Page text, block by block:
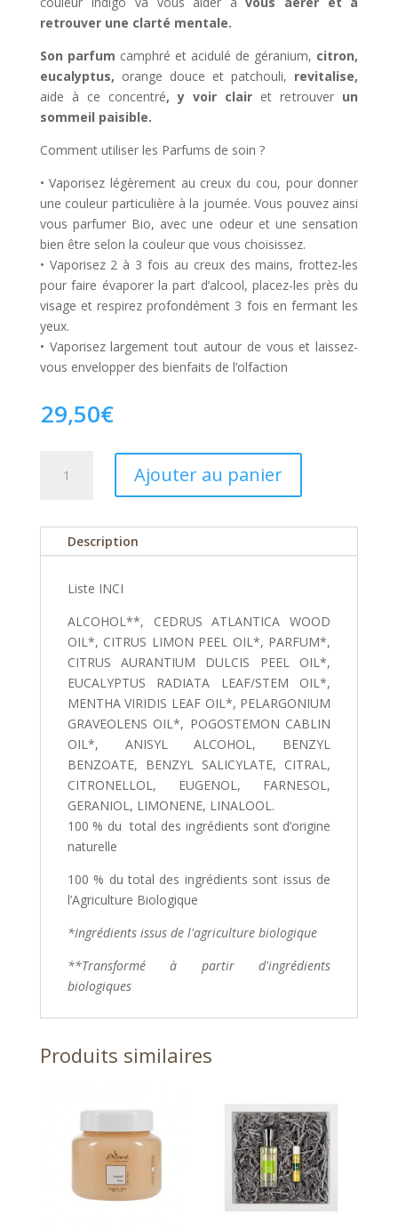
retrouver une clarté mentale.
Son parfum camphré et acidulé de géranium, citron,
eucalyptus, orange douce et patchouli, revitalise,
aide à ce concentré, y voir clair etretrouverun
sommeil paisible.
Comment utiliser les Parfums de soin ?
• Vaporisez légèrement au creux du cou, pour donner
une couleur particulière à la journée. Vous pouvez ainsi
vous parfumer Bio, avec une odeur et une sensation
bien être selon la couleur que vous choisissez.
• Vaporisez 2 à 3 fois au creux des mains, frottez-les
pour faire évaporer la part d’alcool, placez-les près du
visage et respirez profondément 3 fois en fermant les
yeux.
• Vaporisez largement tout autour de vous et laissez-
vous envelopper des bienfaits de l’olfaction
29,50€
Clarté
Ajouter au panier
Description
Liste INCI
ALCOHOL**, CEDRUS ATLANTICA WOOD
OIL*, CITRUS LIMON PEEL OIL*, PARFUM*,
CITRUS AURANTIUM DULCIS PEEL OIL*,
EUCALYPTUS RADIATA LEAF/STEM OIL*,
MENTHA VIRIDIS LEAF OIL*, PELARGONIUM
GRAVEOLENS OIL*, POGOSTEMON CABLIN
OIL*, ANISYL ALCOHOL, BENZYL
BENZOATE, BENZYL SALICYLATE, CITRAL,
CITRONELLOL, EUGENOL, FARNESOL,
GERANIOL, LIMONENE, LINALOOL.
100 % du total des ingrédients sont d’origine
naturelle
100 % du total des ingrédients sont issus de
l’Agriculture Biologique
*Ingrédients issus de l'agriculture biologique
**Transformé à partir d'ingrédients
biologiques
Produits similaires